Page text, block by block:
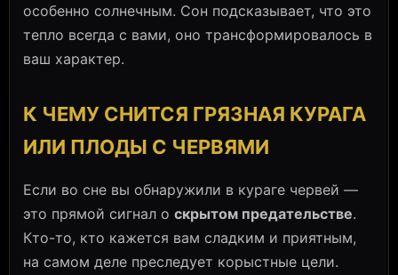
особенно солнечным. Сон подсказывает, что это
тепло всегда с вами, оно трансформировалось в
ваш характер.
К ЧЕМУ СНИТСЯ ГРЯЗНАЯ КУРАГА
ИЛИ ПЛОДЫ С ЧЕРВЯМИ
Если во сне вы обнаружили в кураге червей —
это прямой сигнал о скрытом предательстве.
Кто-то, кто кажется вам сладким и приятным,
на самом деле преследует корыстные цели.